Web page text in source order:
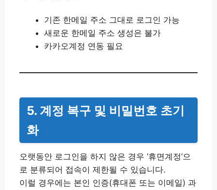
기존 한메일 주소 그대로 로그인 가능
새로운 한메일 주소 생성은 불가
카카오계정 연동 필요
5. 계정 복구 및 비밀번호 초기
화
오랫동안 로그인을 하지 않은 경우 ‘휴면계정’으
로 분류되어 접속이 제한될 수 있습니다.
이럴 경우에는 본인 인증(휴대폰 또는 이메일) 과